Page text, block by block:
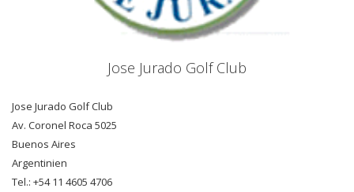
Jose Jurado Golf Club
Jose Jurado Golf Club
Av. Coronel Roca 5025
Buenos Aires
Argentinien
Tel.: +54 11 4605 4706